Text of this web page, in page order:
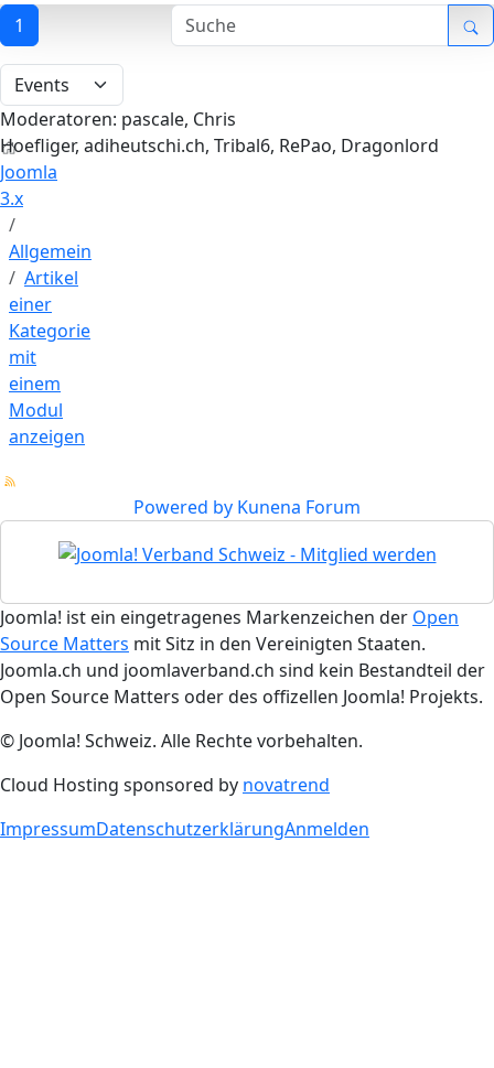
1
Moderatoren: pascale, Chris
Hoefliger, adiheutschi.ch, Tribal6, RePao, Dragonlord
Joomla
3.x
Allgemein
Artikel
einer
Kategorie
mit
einem
Modul
anzeigen
Powered by Kunena Forum
Joomla! ist ein eingetragenes Markenzeichen der Open
Source Matters mit Sitz in den Vereinigten Staaten.
Joomla.ch und joomlaverband.ch sind kein Bestandteil der
Open Source Matters oder des offizellen Joomla! Projekts.
© Joomla! Schweiz. Alle Rechte vorbehalten.
Cloud Hosting sponsored by novatrend
ImpressumDatenschutzerklärungAnmelden